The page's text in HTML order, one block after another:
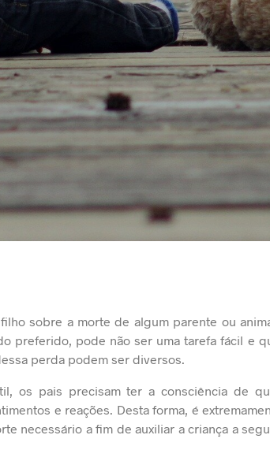
sobre a morte de algum parente ou
preferido, pode não ser uma tarefa fácil e
perda podem ser diversos.
os pais precisam ter a consciência de
e reações. Desta forma, é
necessário a fim de auxiliar a criança a